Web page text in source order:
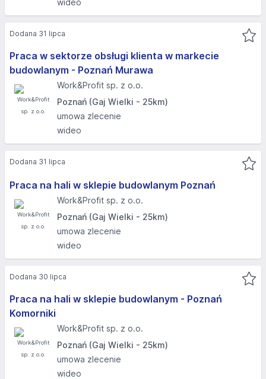
wideo
Praca w sektorze obsługi klienta w markecie
budowlanym - Poznań Murawa
Work&Profit sp. z o.o.
Poznań (Gaj Wielki - 25km)
umowa zlecenie
wideo
Dodana 31 lipca
Praca na hali w sklepie budowlanym Poznań
Work&Profit sp. z o.o.
Poznań (Gaj Wielki - 25km)
umowa zlecenie
wideo
Dodana 31 lipca
Praca na hali w sklepie budowlanym - Poznań
Komorniki
Work&Profit sp. z o.o.
Poznań (Gaj Wielki - 25km)
umowa zlecenie
wideo
Dodana 30 lipca